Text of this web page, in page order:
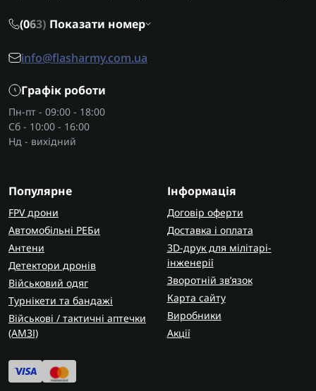
(063) Показати номер
info@flasharmy.com.ua
Графік роботи
Пн-пт - 09:00 - 18:00
Сб - 10:00 - 16:00
Нд - вихідний
Популярне
FPV дрони
Автомобільні РЕБи
Антени
Детектори дронів
Військовий одяг
Турнікети та бандажі
Військові / тактичні аптечки
(AMЗІ)
Інформація
Договір оферти
Доставка і оплата
3D-друк для мілітарі-
інженерії
Зворотній зв’язок
Карта сайту
Виробники
Акції